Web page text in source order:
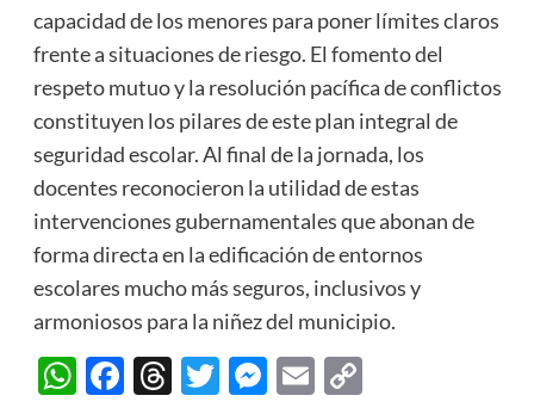
capacidad de los menores para poner límites claros
frente a situaciones de riesgo. El fomento del
respeto mutuo y la resolución pacífica de conflictos
constituyen los pilares de este plan integral de
seguridad escolar. Al final de la jornada, los
docentes reconocieron la utilidad de estas
intervenciones gubernamentales que abonan de
forma directa en la edificación de entornos
escolares mucho más seguros, inclusivos y
armoniosos para la niñez del municipio.
WhatsApp
Facebook
Threads
Twitter
Messenger
EmailCopy